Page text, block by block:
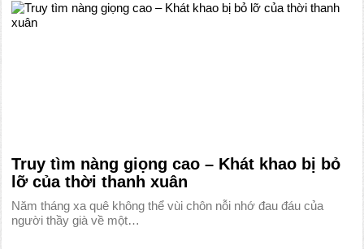
Truy tìm nàng giọng cao – Khát khao bị bỏ
lỡ của thời thanh xuân
Năm tháng xa quê không thể vùi chôn nỗi nhớ đau đáu của
người thầy già về một…